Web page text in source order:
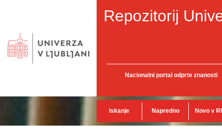
Repozitorij
Nacionalni portal odprte znanosti
Iskanje Napredno Novo v